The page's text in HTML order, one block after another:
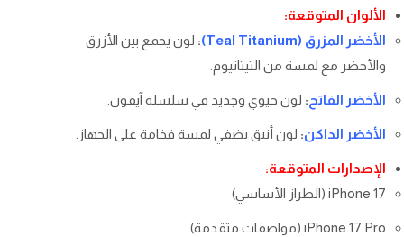
الألوان المتوقعة:
الأخضر المزرق (Teal Titanium)
: لون يجمع بين الأزرق
والأخضر مع لمسة من التيتانيوم.
الأخضر الفاتح : لون حيوي وجديد في سلسلة آيفون.
الأخضر الداكن: لون أنيق يضفي لمسة فخامة على الجهاز.
الإصدارات المتوقعة:
iPhone 17 (الطراز الأساسي)
iPhone 17 Pro (مواصفات متقدمة)